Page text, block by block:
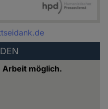
Arbeit möglich.